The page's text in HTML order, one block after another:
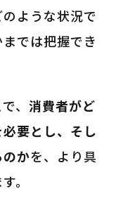
ような状況で
では把握でき
、消費者がど
要とし、そし
かを、より具
。